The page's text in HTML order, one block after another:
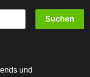
Suchen
und